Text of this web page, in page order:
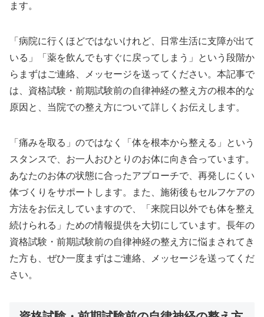
ます。
「病院に行くほどではないけれど、日常生活に支障が出て
いる」「薬を飲んでもすぐに戻ってしまう」という段階か
らまずはご連絡、メッセージを送ってください。本記事で
は、資格試験・前期試験前の自律神経の整え方の根本的な
原因と、当院での整え方について詳しくお伝えします。
「痛みを取る」のではなく「体を根本から整える」という
スタンスで、お一人おひとりのお体に向き合っています。
あなたのお体の状態に合ったアプローチで、再発しにくい
体づくりをサポートします。また、施術後もセルフケアの
方法をお伝えしていますので、「来院日以外でも体を整え
続けられる」ための情報提供を大切にしています。長年の
資格試験・前期試験前の自律神経の整え方に悩まされてき
た方も、ぜひ一度まずはご連絡、メッセージを送ってくだ
さい。